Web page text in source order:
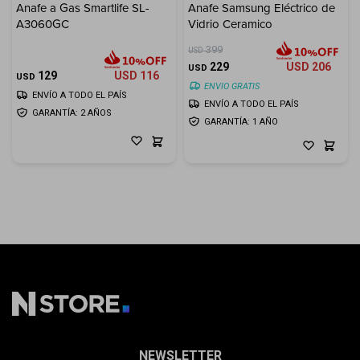
Anafe a Gas Smartlife SL-
A3060GC
USD 129 USD 116
GARANTÍA: 2 AÑOS
ENVÍO A TODO EL PAÍS
Anafe Samsung Eléctrico de
Vidrio Ceramico
USD 399
USD 229 USD 206
ENVIO GRATIS
GARANTÍA: 1 AÑO
ENVÍO A TODO EL PAÍS
NEWSLETTER